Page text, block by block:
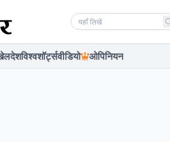
Search news
देशविश्वशॉर्ट्सवीडियो ओपिनियन